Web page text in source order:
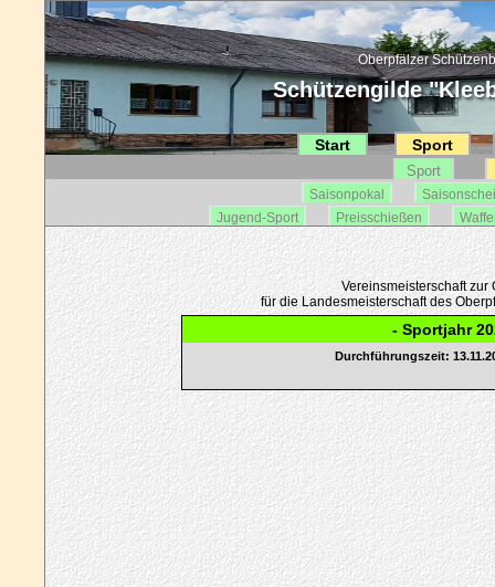
Oberpfälzer
Schützengilde
Start Sport
Sport
Saisonpokal
Jugend-Sport
Preisschießen
Vereinsmeisterschaft zur
für die Landesmeisterschaft des
- Sportjahr
Durchführungszeit: